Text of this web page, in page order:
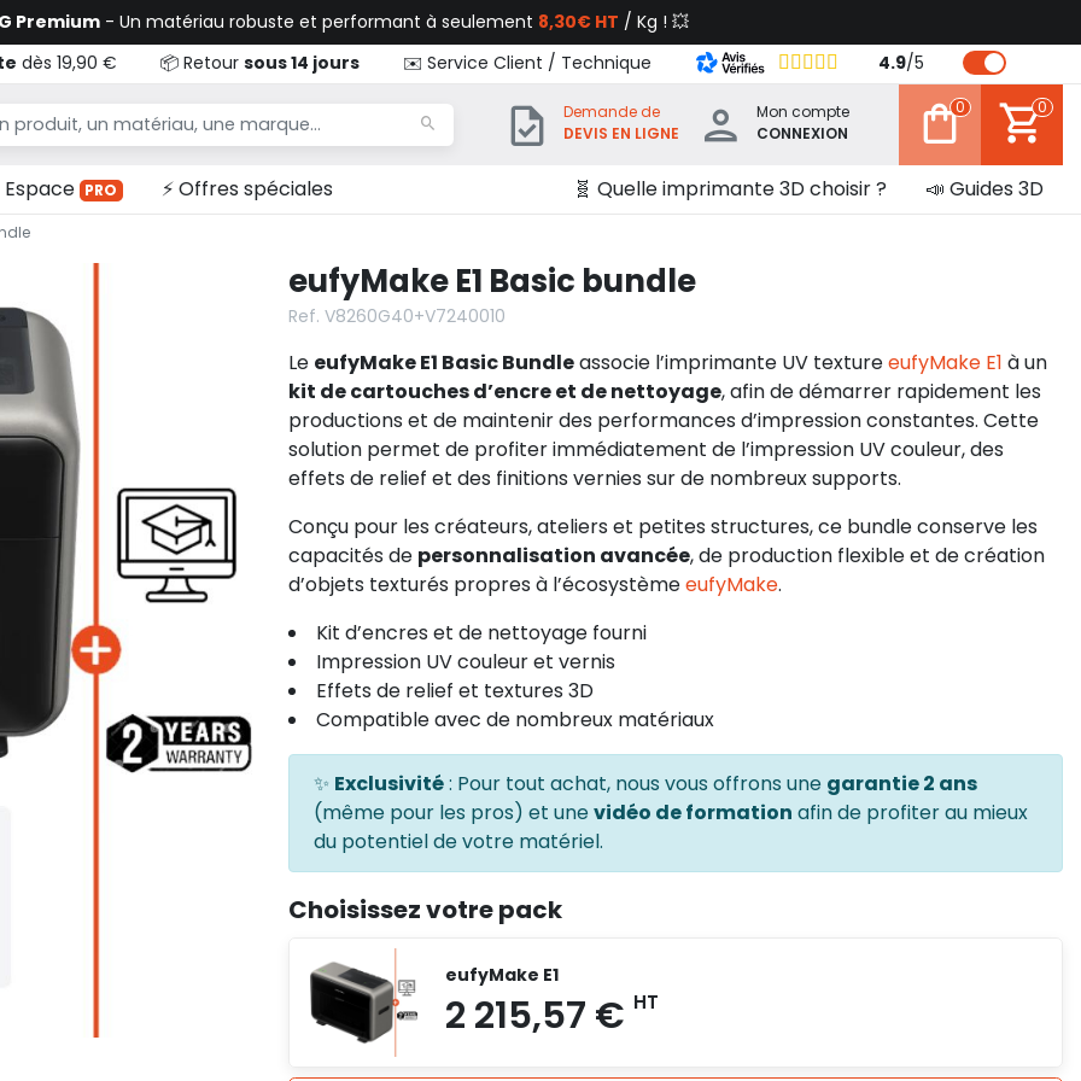
Premium - Un matériau robuste et performant à seulement 8,30€ HT / Kg ! 💥
dès 19,90 € 📦 Retour sous 14 jours ✉️ Service Client / Technique 4.9/5
Demande de
DEVIS EN LIGNE
Mon compte
CONNEXION
0 0
Espace PRO ⚡ Offres spéciales 🧬 Quelle imprimante 3D choisir ? 📣 Guides 3D
eufyMake E1 Basic bundle
Ref. V8260G40+V7240010
Le eufyMake E1 Basic Bundleassocie l’imprimante UV textureeufyMake E1 à un
kit de cartouches d’encre et de nettoyage, afin de démarrer rapidement les
productions et de maintenir des performances d’impression constantes. Cette
solution permet de profiter immédiatement de l’impression UV couleur, des
effets de relief et des finitions vernies sur de nombreux supports.
Conçu pour les créateurs, ateliers et petites structures, ce bundle conserve les
capacités de personnalisation avancée, de production flexible et de création
d’objets texturés propres à l’écosystèmeeufyMake.
Kit d’encres et de nettoyage fourni
Impression UV couleur et vernis
Effets de relief et textures 3D
Compatible avec de nombreux matériaux
✨ Exclusivité: Pour tout achat, nous vous offrons une garantie 2 ans
(même pour les pros) et unevidéo de formation afin de profiter au mieux
du potentiel de votre matériel.
Choisissez votre pack
eufyMake E1